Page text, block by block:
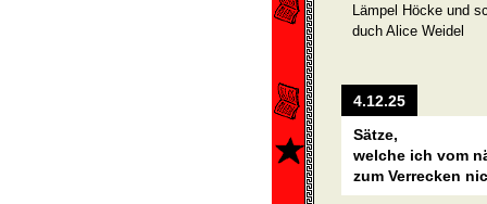
Lämpel Höcke und
duch Alice Weidel
4.12.25
Sätze,
welche ich vom
zum Verrecken